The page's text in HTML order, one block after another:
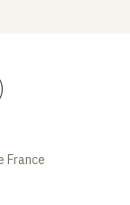
France